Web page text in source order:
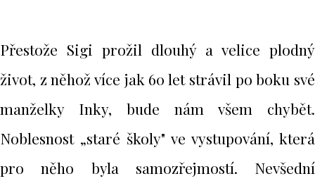
Přestože Sigi prožil dlouhý a velice plodný
život, z něhož více jak 60 let strávil po boku své
manželky Inky, bude nám všem chybět.
Noblesnost „staré školy" ve vystupování, která
pro něho byla samozřejmostí. Nevšední